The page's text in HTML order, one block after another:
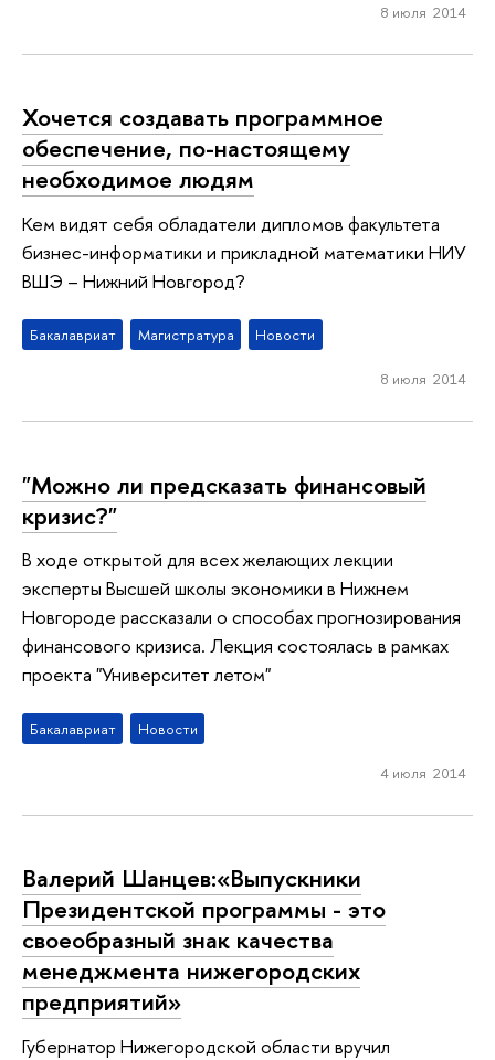
8 июля 2014
Хочется создавать программное
обеспечение, по-настоящему
необходимое людям
Кем видят себя обладатели дипломов факультета
бизнес-информатики и прикладной математики НИУ
ВШЭ – Нижний Новгород?
Бакалавриат Магистратура Новости
8 июля 2014
"Можно ли предсказать финансовый
кризис?"
В ходе открытой для всех желающих лекции
эксперты Высшей школы экономики в Нижнем
Новгороде рассказали о способах прогнозирования
финансового кризиса. Лекция состоялась в рамках
проекта "Университет летом"
Бакалавриат Новости
4 июля 2014
Валерий Шанцев:«Выпускники
Президентской программы - это
своеобразный знак качества
менеджмента нижегородских
предприятий»
Губернатор Нижегородской области вручил